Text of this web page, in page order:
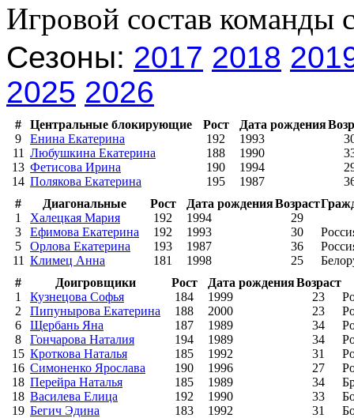
Игровой состав команды
Сезоны: 2017 2018
2025 2026
# Центральные блокирующие Рост Дата рождения
9
Енина Екатерина 192 1993
11 Любушкина Екатерина 188 1990
13 Фетисова Ирина 190 1994
14 Полякова Екатерина 195 1987
#
Диагональные Рост Дата рожденияВозраст
1
Халецкая Мария 192 1994
29
3
Ефимова Екатерина 192 1993 30
5
Орлова Екатерина 193 1987 36
11 Климец Анна 181 1998 25
#
Доигровщики Рост Дата рожденияВозраст
1
Кузнецова Софья 184 1999 23
2
Пипунырова Екатерина 188 2000 23
6
Щербань Яна 187 1989 34
8
Гончарова Наталия 194 1989 34
15 Кроткова Наталья 185 1992 31
16 Симоненко Ярослава 190 1996 27
18 Перейра Наталья 185 1989 34
18 Василева Елица 192 1990 33
19 Бегич Эдина 183 1992 31